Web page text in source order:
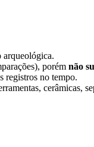
arqueológica.
porém não
registros no tempo.
cerâmicas,